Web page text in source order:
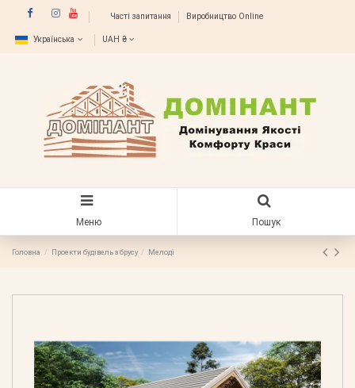
Часті запитання Виробництво Online
Українська UAH ₴
Меню Пошук
Головна Проекти будівель з брусу Мелоді